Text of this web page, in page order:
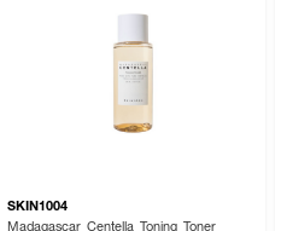
SKIN1004
Madagascar Centella Toning Toner